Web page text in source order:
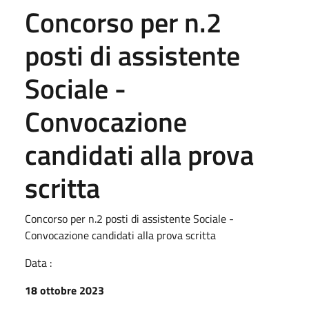
Concorso per n.2
posti di assistente
Sociale -
Convocazione
candidati alla prova
scritta
Concorso per n.2 posti di assistente Sociale -
Convocazione candidati alla prova scritta
Data :
18 ottobre 2023